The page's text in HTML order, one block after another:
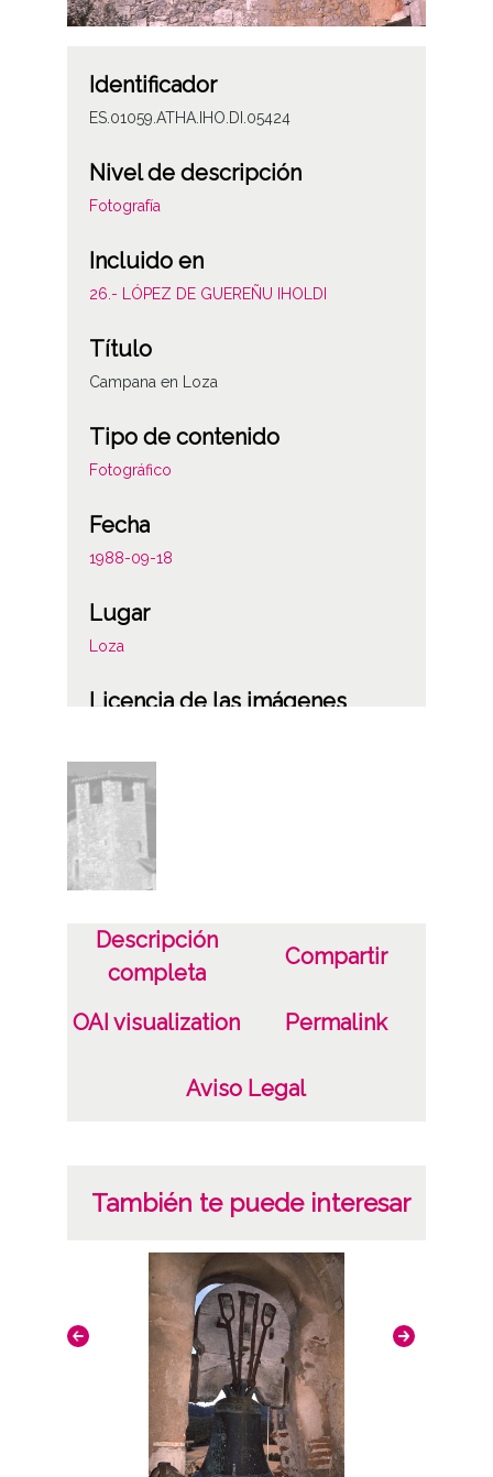
Identificador
ES.01059.ATHA.IHO.DI.05424
Nivel de descripción
Fotografía
Incluido en
26.- LÓPEZ DE GUEREÑU IHOLDI
Título
Campana en Loza
Tipo de contenido
Fotográfico
Fecha
1988-09-18
Lugar
Loza
Licencia de las imágenes
Descripción
completa
Compartir
OAI visualization Permalink
Aviso Legal
También te puede interesar